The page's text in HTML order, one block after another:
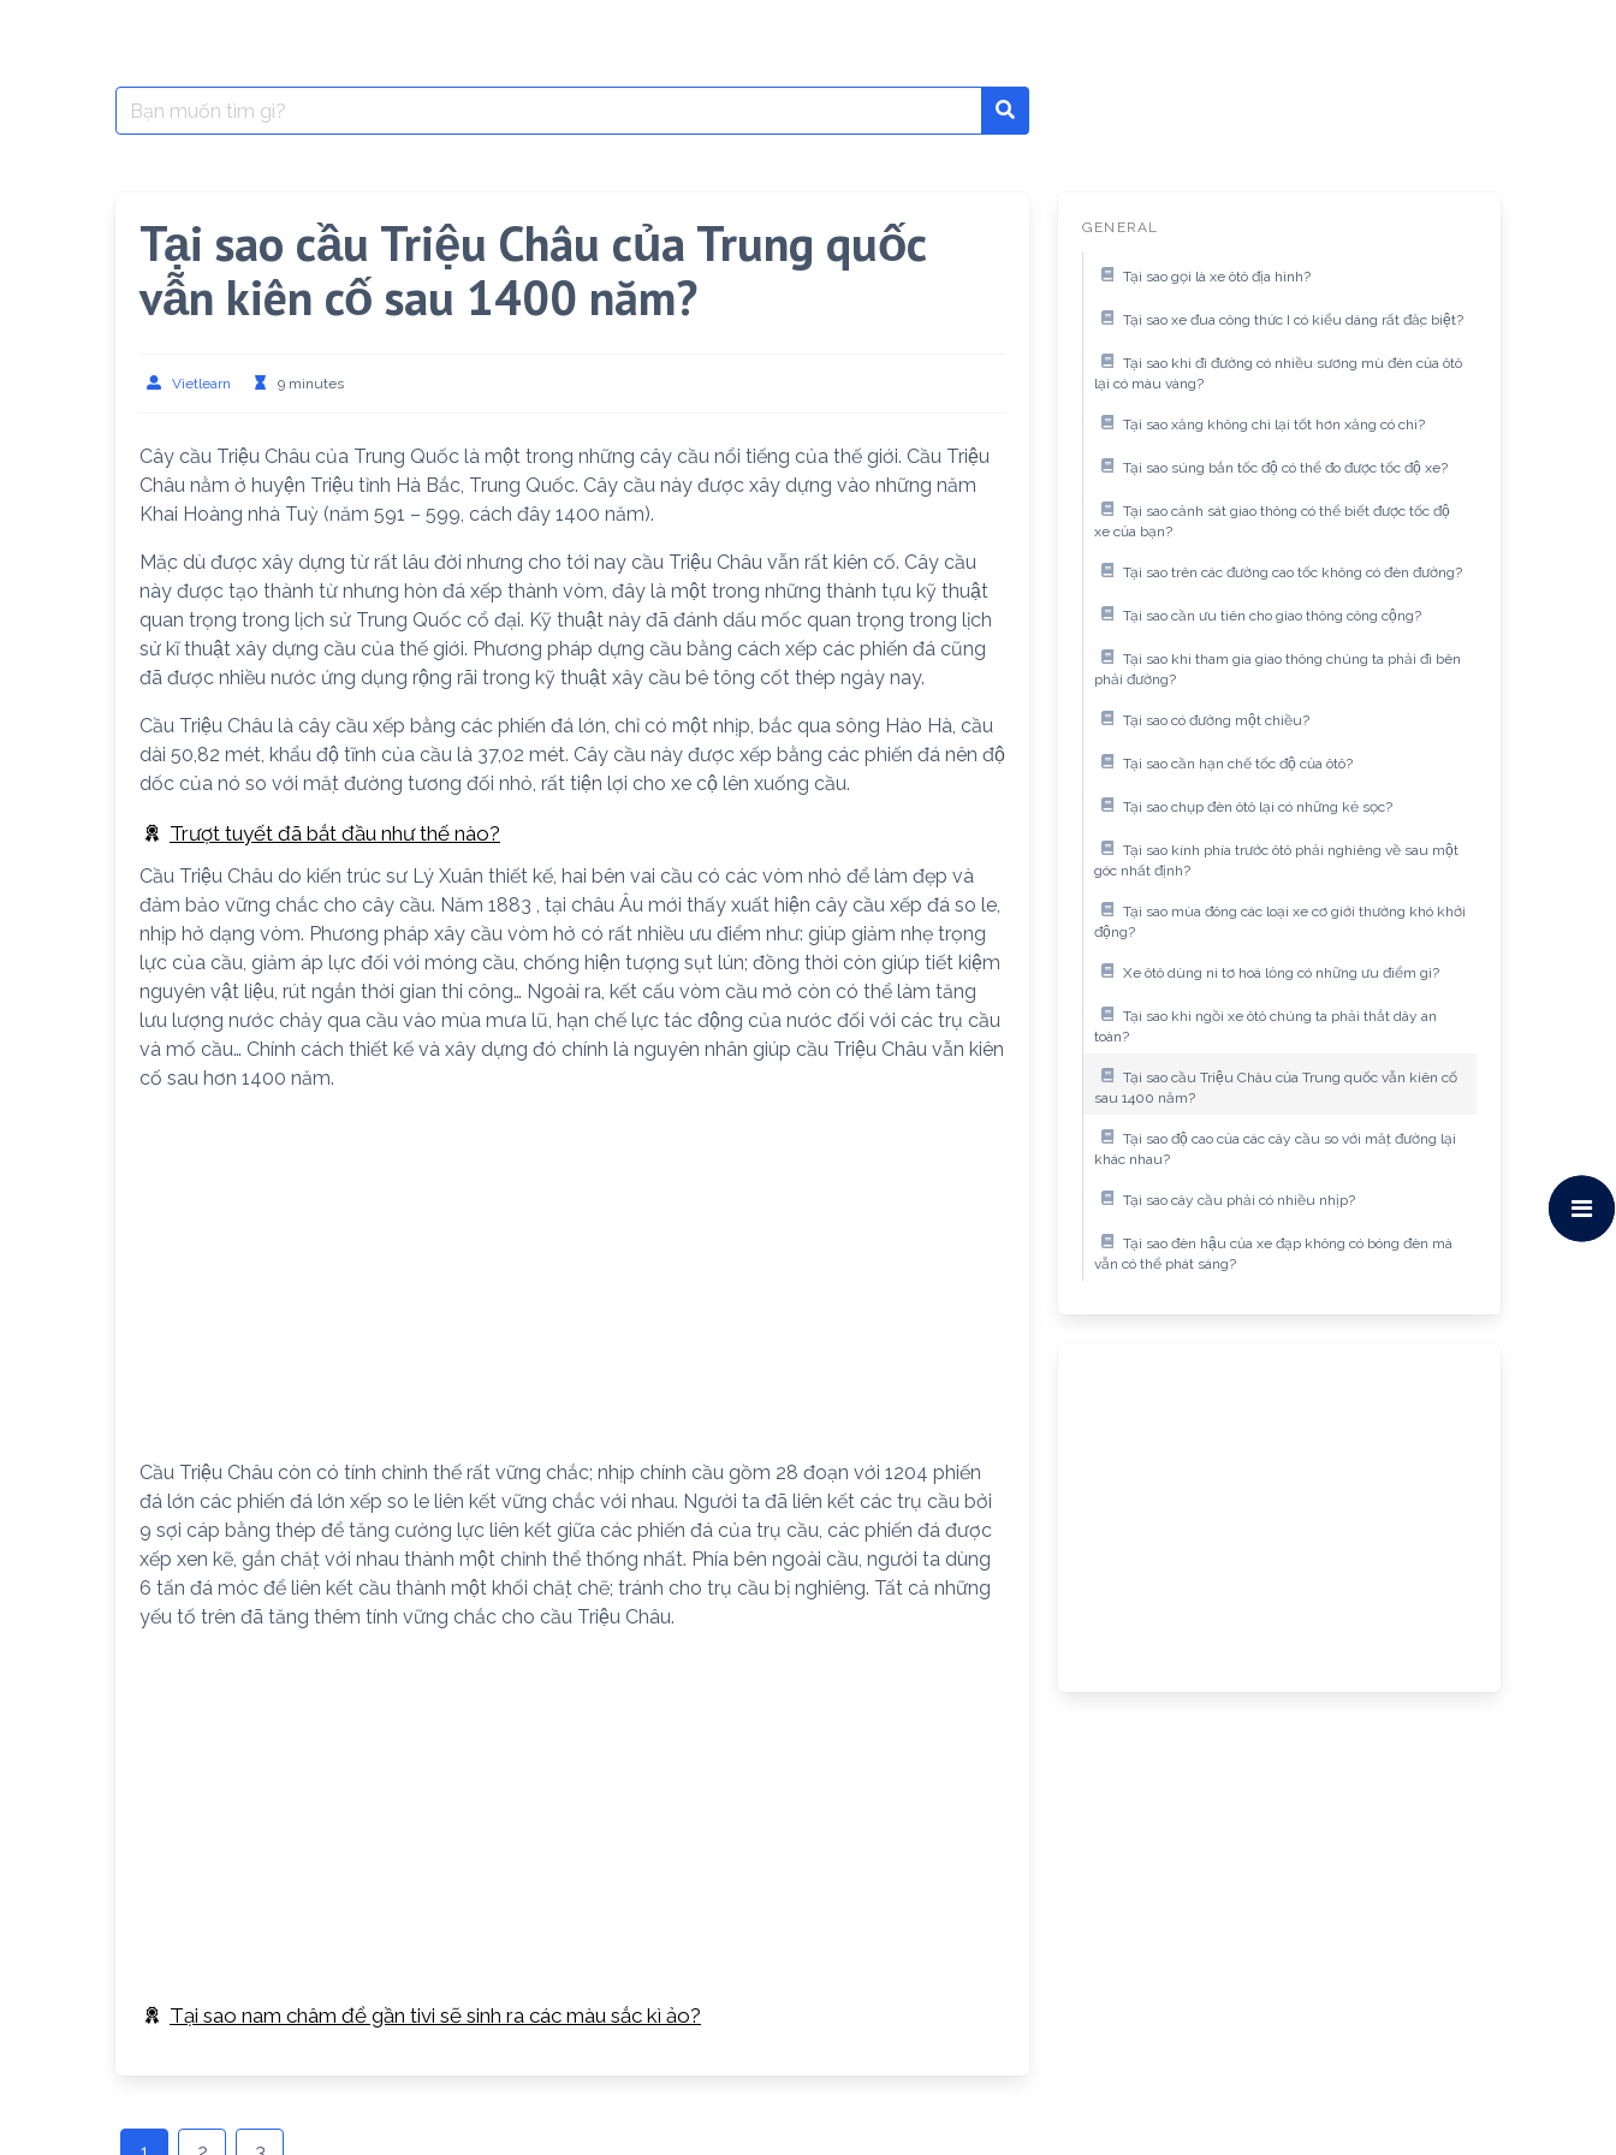
Search
for:
Tại sao cầu Triệu Châu của Trung quốc
vẫn kiên cố sau 1400 năm?
Vietlearn 9 minutes
Cây cầu Triệu Châu của Trung Quốc là một trong những cây cầu nổi tiếng của thế giới. Cầu Triệu
Châu nằm ở huyện Triệu tỉnh Hà Bắc, Trung Quốc. Cây cầu này được xây dựng vào những năm
Khai Hoàng nhà Tuỳ (năm 591 – 599, cách đây 1400 năm).
Mặc dù được xây dựng từ rất lâu đời nhưng cho tới nay cầu Triệu Châu vẫn rất kiên cố. Cây cầu
này được tạo thành từ nhưng hòn đá xếp thành vòm, đây là một trong những thành tựu kỹ thuật
quan trọng trong lịch sử Trung Quốc cổ đại. Kỹ thuật này đã đánh dấu mốc quan trọng trong lịch
sử kĩ thuật xây dựng cầu của thế giới. Phương pháp dựng cầu bằng cách xếp các phiến đá cũng
đã được nhiều nước ứng dụng rộng rãi trong kỹ thuật xây cầu bê tông cốt thép ngày nay.
Cầu Triệu Châu là cây cầu xếp bằng các phiến đá lớn, chỉ có một nhịp, bắc qua sông Hào Hà, cầu
dài 50,82 mét, khẩu độ tĩnh của cầu là 37,02 mét. Cây cầu này được xếp bằng các phiến đá nên độ
dốc của nó so với mặt đường tương đối nhỏ, rất tiện lợi cho xe cộ lên xuống cầu.
Trượt tuyết đã bắt đầu như thế nào?
Cầu Triệu Châu do kiến trúc sư Lý Xuân thiết kế, hai bên vai cầu có các vòm nhỏ để làm đẹp và
đảm bảo vững chắc cho cây cầu. Năm 1883 , tại châu Âu mới thấy xuất hiện cây cầu xếp đá so le,
nhịp hở dạng vòm. Phương pháp xây cầu vòm hở có rất nhiều ưu điểm như: giúp giảm nhẹ trọng
lực của cầu, giảm áp lực đối với móng cầu, chống hiện tượng sụt lún; đồng thời còn giúp tiết kiệm
nguyên vật liệu, rút ngắn thời gian thi công… Ngoài ra, kết cấu vòm cầu mở còn có thể làm tăng
lưu lượng nước chảy qua cầu vào mùa mưa lũ, hạn chế lực tác động của nước đối với các trụ cầu
và mố cầu… Chính cách thiết kế và xây dựng đó chính là nguyên nhân giúp cầu Triệu Châu vẫn kiên
cố sau hơn 1400 năm.
Cầu Triệu Châu còn có tính chỉnh thế rất vững chắc; nhịp chính cầu gồm 28 đoạn với 1204 phiến
đá lớn các phiến đá lớn xếp so le liên kết vững chắc với nhau. Người ta đã liên kết các trụ cầu bởi
9 sợi cáp bằng thép để tăng cường lực liên kết giữa các phiến đá của trụ cầu, các phiến đá được
xếp xen kẽ, gắn chặt với nhau thành một chỉnh thể thống nhất. Phía bên ngoài cầu, người ta dùng
6 tấn đá móc để liên kết cầu thành một khối chặt chẽ; tránh cho trụ cầu bị nghiêng. Tất cả những
yếu tố trên đã tăng thêm tính vững chắc cho cầu Triệu Châu.
Tại sao nam châm để gần tivi sẽ sinh ra các màu sắc kì ảo?
GENERAL
Tại sao gọi là xe ôtô địa hình?
Tại sao xe đua công thức I có kiểu dáng rất đặc biệt?
Tại sao khi đi đường có nhiều sương mù đèn của ôtô
lại có màu vàng?
Tại sao xăng không chì lại tốt hơn xăng có chì?
Tại sao súng bắn tốc độ có thể đo được tốc độ xe?
Tại sao cảnh sát giao thông có thể biết được tốc độ
xe của bạn?
Tại sao trên các đường cao tốc không có đèn đường?
Tại sao cần ưu tiên cho giao thông công cộng?
Tại sao khi tham gia giao thông chúng ta phải đi bên
phải đường?
Tại sao có đường một chiều?
Tại sao cần hạn chế tốc độ của ôtô?
Tại sao chụp đèn ôtô lại có những kẻ sọc?
Tại sao kính phía trước ôtô phải nghiêng về sau một
góc nhất định?
Tại sao mùa đông các loại xe cơ giới thường khó khởi
động?
Xe ôtô dùng ni tơ hoá lỏng có những ưu điểm gì?
Tại sao khi ngồi xe ôtô chúng ta phải thắt dây an
toàn?
Tại sao cầu Triệu Châu của Trung quốc vẫn kiên cố
sau 1400 năm?
Tại sao độ cao của các cây cầu so với mặt đường lại
khác nhau?
Tại sao cây cầu phải có nhiều nhịp?
Tại sao đèn hậu của xe đạp không có bóng đèn mà
vẫn có thể phát sáng?